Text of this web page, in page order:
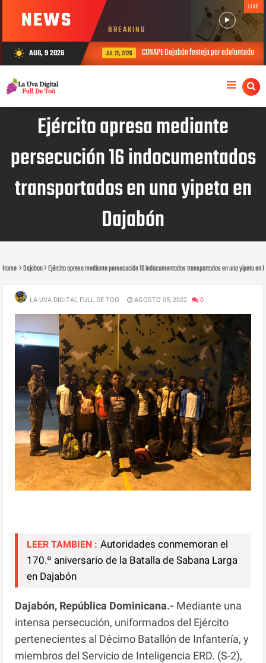
NEWS BREAKING
LIVE
wb_sunny AUG, 9 2026 JUL 25, 2026 CONAPE Dajabón festeja por adelantado el
Ejército apresa mediante
persecución 16 indocumentados
transportados en una yipeta en
Dajabón
Home Dajabon Ejército apresa mediante persecución 16 indocumentados transportados en una yipeta en
LA UVA DIGITAL FULL DE TOO AGOSTO 05, 2022 0
LEER TAMBIEN : Autoridades conmemoran el
170.º aniversario de la Batalla de Sabana Larga
en Dajabón
Dajabón, República Dominicana.- Mediante una
intensa persecución, uniformados del Ejército
pertenecientes al Décimo Batallón de Infantería, y
miembros del Servicio de Inteligencia ERD. (S-2),